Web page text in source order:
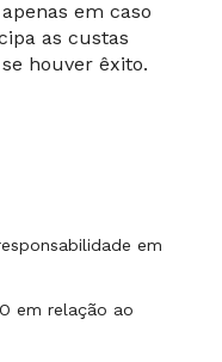
em caso
as custas
houver êxito.
em
em relação ao